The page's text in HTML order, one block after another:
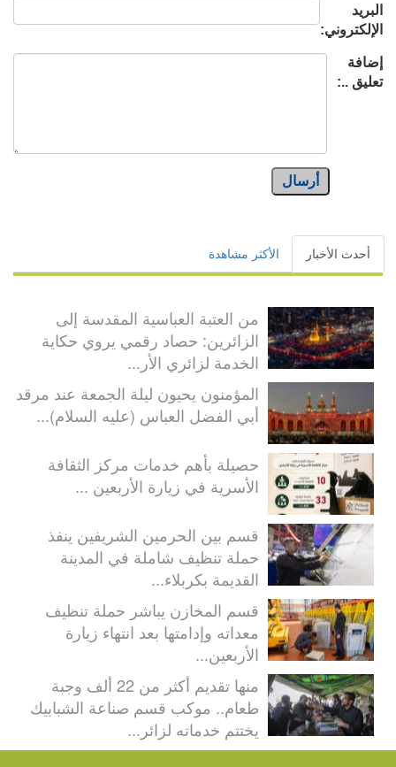
البريد
الإلكتروني:
إضافة
تعليق ..:
أرسال
أحدث الأخبار الأكثر مشاهدة
من العتبة العباسية المقدسة إلى
الزائرين: حصاد رقمي يروي حكاية
الخدمة لزائري الأر...
المؤمنون يحيون ليلة الجمعة عند مرقد
أبي الفضل العباس (عليه السلام)...
حصيلة بأهم خدمات مركز الثقافة
الأسرية في زيارة الأربعين ...
قسم بين الحرمين الشريفين ينفذ
حملة تنظيف شاملة في المدينة
القديمة بكربلاء...
قسم المخازن يباشر حملة تنظيف
معداته وإدامتها بعد انتهاء زيارة
الأربعين...
منها تقديم أكثر من 22 ألف وجبة
طعام.. موكب قسم صناعة الشبابيك
يختتم خدماته لزائر...